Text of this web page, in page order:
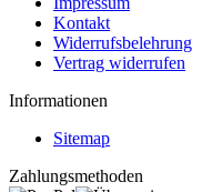
Kontakt
Widerrufsbelehrung
Vertrag widerrufen
Informationen
Sitemap
Zahlungsmethoden